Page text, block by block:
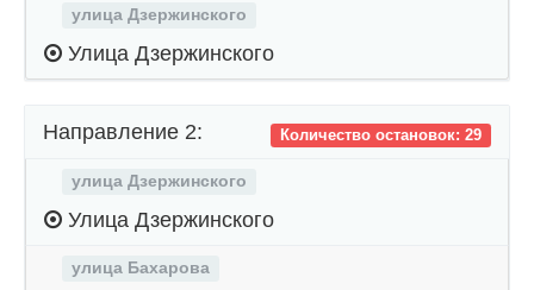
улица Дзержинского
Улица Дзержинского
Количество остановок: 29
Направление 2:
улица Дзержинского
Улица Дзержинского
улица Бахарова